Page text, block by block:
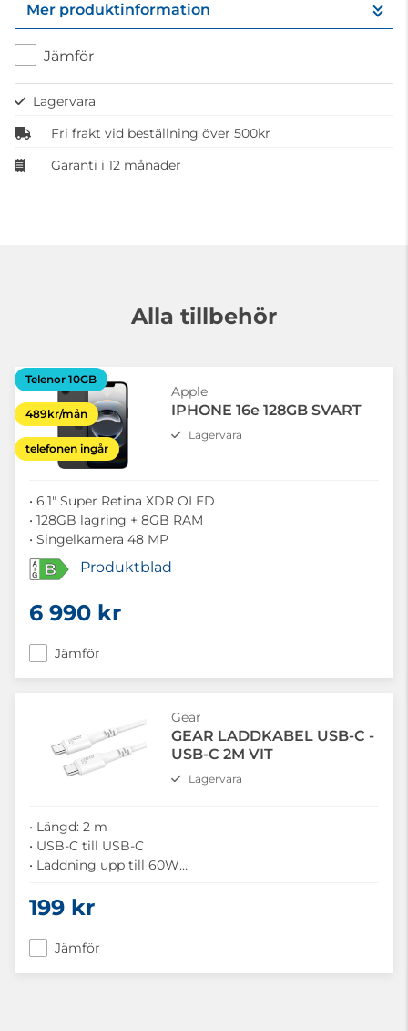
Gå till kassan
Mer produktinformation
Jämför
Lagervara
Fri frakt vid beställning över 500kr
Garanti i 12 månader
Alla tillbehör
Apple
IPHONE 16e 128GB SVART
Lagervara
• 6,1" Super Retina XDR OLED
• 128GB lagring + 8GB RAM
• Singelkamera 48 MP
Telenor 10GB
489kr/mån
telefonen ingår
B Produktblad
6 990 kr
Jämför
Gear
GEAR LADDKABEL USB-C -
USB-C 2M VIT
Lagervara
• Längd: 2 m
• USB-C till USB-C
• Laddning upp till 60W
• Snabb Synkronisering
• USB 2.0 dataöverföring
199 kr
Jämför